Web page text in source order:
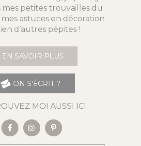
mes petites trouvailles du
astuces en décoration
d’autres pépites !
EN SAVOIR PLUS
ON S'ÉCRIT ?
MOI AUSSI ICI